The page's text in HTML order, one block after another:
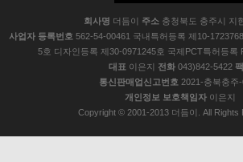
회사명 더듬이 주소 충청북도 충주시 지
사업자 등록번호 562-54-00461 국내특허등록 제10-
5호 디자인등록 제30-0971245호 국제PCT특허등록
대표 이은지 전화043)842-5422
통신판매업신고번호 2021-충북충주
개인정보 보호책임자 이은지
Copyright © 2001-2013 더듬이. All Rights